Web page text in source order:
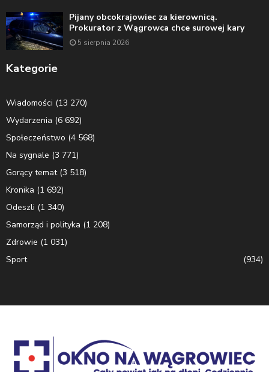
Pijany obcokrajowiec za kierownicą.
Prokurator z Wągrowca chce surowej kary
5 sierpnia 2026
Kategorie
Wiadomości (13 270)
Wydarzenia (6 692)
Społeczeństwo (4 568)
Na sygnale (3 771)
Gorący temat(3 518)
Kronika (1 692)
Odeszli (1 340)
Samorząd i polityka (1 208)
Zdrowie (1 031)
Sport
(934)